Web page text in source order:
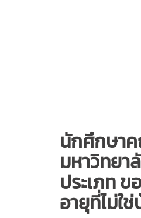
นักศึกษา
มหาวิทยา
ประเภท
อายุที่ไม่ใ